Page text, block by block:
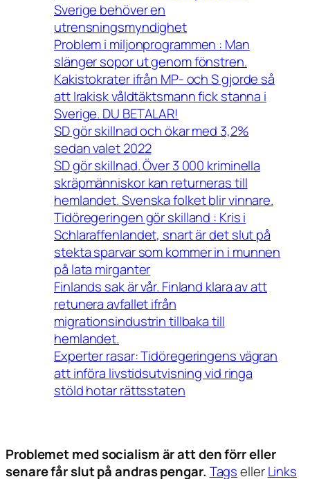
Sverige behöver en
utrensningsmyndighet
Problem i miljonprogrammen : Man
slänger sopor ut genom fönstren.
Kakistokrater ifrån MP- och S gjorde så
att Irakisk våldtäktsmann fick stanna i
Sverige. DU BETALAR!
SD gör skillnad och ökar med 3,2%
sedan valet 2022
SD gör skillnad. Över 3 000 kriminella
skräpmänniskor kan returneras till
hemlandet. Svenska folket blir vinnare.
Tidöregeringen gör skilland : Kris i
Schlaraffenlandet, snart är det slut på
stekta sparvar som kommer in i munnen
på lata mirganter
Finlands sak är vår. Finland klara av att
retunera avfallet ifrån
migrationsindustrin tillbaka till
hemlandet.
Experter rasar: Tidöregeringens vägran
att införa livstidsutvisning vid ringa
stöld hotar rättsstaten
Problemet med socialism är att den förr eller
senare får slut på andras pengar. TagsellerLinks